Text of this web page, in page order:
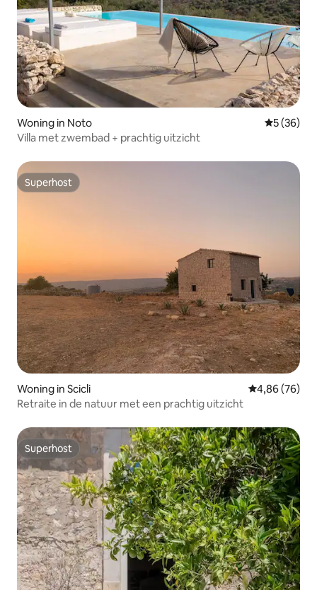
Woning in Noto
5 (36)
Villa met zwembad + prachtig uitzicht
Superhost
Superhost
Woning in Scicli Gemiddelde
4,86 (76)
Retraite in de natuur met een prachtig uitzicht
Superhost
Superhost